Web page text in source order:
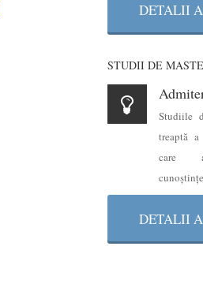
DETALII
STUDII DE
Studiile
treaptă
care
DETALII